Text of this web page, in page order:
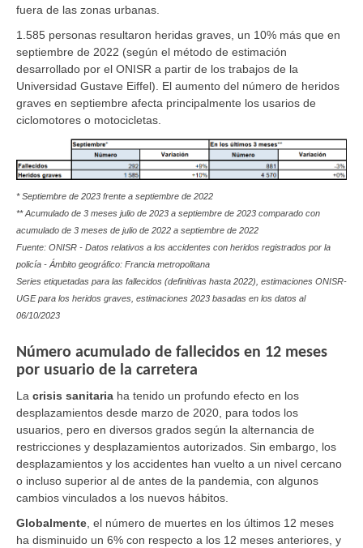
fuera de las zonas urbanas.
1.585 personas resultaron heridas graves, un 10% más que en
septiembre de 2022 (según el método de estimación
desarrollado por el ONISR a partir de los trabajos de la
Universidad Gustave Eiffel). El aumento del número de heridos
graves en septiembre afecta principalmente los usarios de
ciclomotores o motocicletas.
* Septiembre de 2023 frente a septiembre de 2022
** Acumulado de 3 meses julio de 2023 a septiembre de 2023 comparado con
acumulado de 3 meses de julio de 2022 a septiembre de 2022
Fuente: ONISR - Datos relativos a los accidentes con heridos registrados por la
policía - Ámbito geográfico: Francia metropolitana
Series etiquetadas para las fallecidos (definitivas hasta 2022), estimaciones ONISR-
UGE para los heridos graves, estimaciones 2023 basadas en los datos al
06/10/2023
Número acumulado de fallecidos en 12 meses
por usuario de la carretera
La crisis sanitaria ha tenido un profundo efecto en los
desplazamientos desde marzo de 2020, para todos los
usuarios, pero en diversos grados según la alternancia de
restricciones y desplazamientos autorizados. Sin embargo, los
desplazamientos y los accidentes han vuelto a un nivel cercano
o incluso superior al de antes de la pandemia, con algunos
cambios vinculados a los nuevos hábitos.
Globalmente, el número de muertes en los últimos 12 meses
ha disminuido un 6% con respecto a los 12 meses anteriores, y